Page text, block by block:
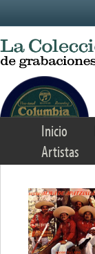
Inicio
Artistas